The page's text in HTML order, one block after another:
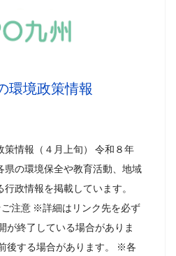
の環境政策情報
策情報（４月上旬） 令和８年
県の環境保全や教育活動、地域
政情報を掲載しています。
注意 ※詳細はリンク先を必ず
が終了している場合がありま
後する場合があります。 ※各